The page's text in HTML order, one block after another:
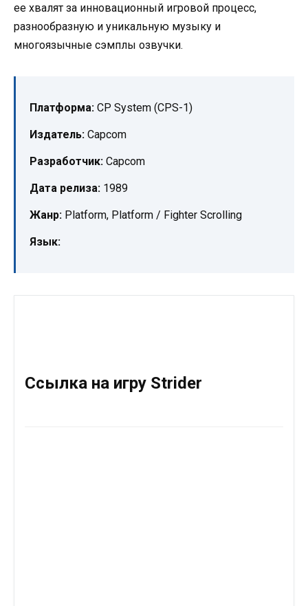
ее хвалят за инновационный игровой процесс,
разнообразную и уникальную музыку и
многоязычные сэмплы озвучки.
Платформа: CP System (CPS-1)
Издатель: Capcom
Разработчик: Capcom
Дата релиза: 1989
Жанр: Platform, Platform / Fighter Scrolling
Язык:
Ссылка на игру Strider